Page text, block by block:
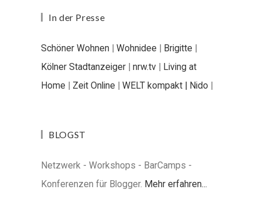
In der Presse
Schöner Wohnen | Wohnidee | Brigitte |
Kölner Stadtanzeiger | nrw.tv | Living at
Home | Zeit Online | WELT kompakt | Nido |
BLOGST
Netzwerk - Workshops - BarCamps -
Konferenzen für Blogger. Mehr erfahren...